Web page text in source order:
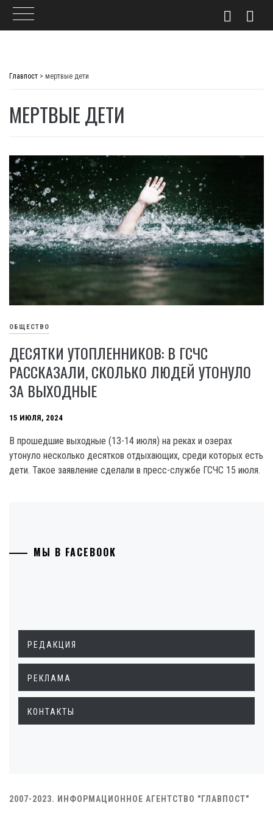
Главпост > мертвые дети
МЕРТВЫЕ ДЕТИ
ОБЩЕСТВО
ДЕСЯТКИ УТОПЛЕННИКОВ: В ГСЧС
РАССКАЗАЛИ, СКОЛЬКО ЛЮДЕЙ УТОНУЛО
ЗА ВЫХОДНЫЕ
15 ИЮЛЯ, 2024
В прошедшие выходные (1З-14 июля) на реках и озерах
утонуло несколько десятков отдыхающих, среди которых есть
дети. Такое заявление сделали в пресс-службе ГСЧС 15 июля.
МЫ В FACEBOOK
РЕДАКЦИЯ
РЕКЛАМА
КОНТАКТЫ
2007-2023. ИНФОРМАЦИОННОЕ АГЕНТСТВО "ГЛАВПОСТ"